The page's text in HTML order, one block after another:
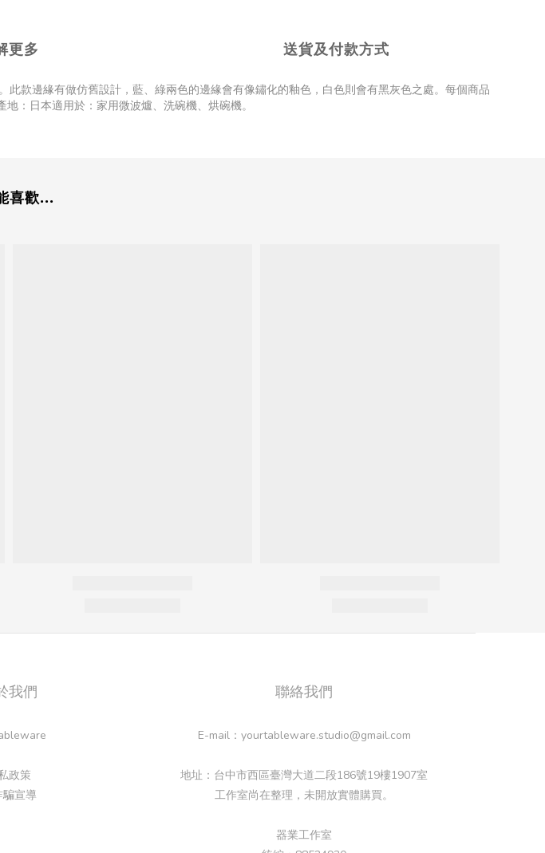
更多 送貨及付款方式
款邊緣有做仿舊設計，藍、綠兩色的邊緣會有像鏽化的釉色，白色則會有黑灰色之處。每個商品
：日本適用於：家用微波爐、洗碗機、烘碗機。
喜歡...
我們
政策
騙宣導
聯絡我們
E-mail：yourtableware.studio@gmail.com
地址：台中市西區臺灣大道二段186號19樓1907室
工作室尚在整理，未開放實體購買。
器業工作室